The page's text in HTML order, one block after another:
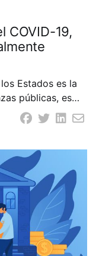
COVID-19,
Estados es la
públicas, es
del
y
y cómo, a través